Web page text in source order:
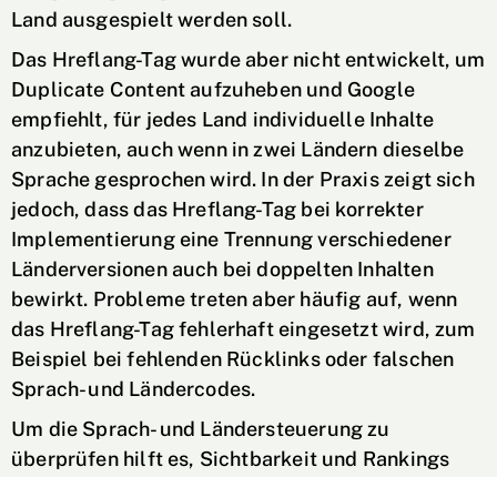
Land ausgespielt werden soll.
Das Hreflang-Tag wurde aber nicht entwickelt, um
Duplicate Content aufzuheben und Google
empfiehlt, für jedes Land individuelle Inhalte
anzubieten, auch wenn in zwei Ländern dieselbe
Sprache gesprochen wird. In der Praxis zeigt sich
jedoch, dass das Hreflang-Tag bei korrekter
Implementierung eine Trennung verschiedener
Länderversionen auch bei doppelten Inhalten
bewirkt. Probleme treten aber häufig auf, wenn
das Hreflang-Tag fehlerhaft eingesetzt wird, zum
Beispiel bei fehlenden Rücklinks oder falschen
Sprach- und Ländercodes.
Um die Sprach- und Ländersteuerung zu
überprüfen hilft es, Sichtbarkeit und Rankings